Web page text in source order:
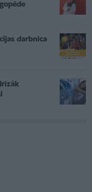
darbnīca